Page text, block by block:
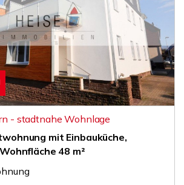
- stadtnahe Wohnlage
mit Einbauküche,
48 m²